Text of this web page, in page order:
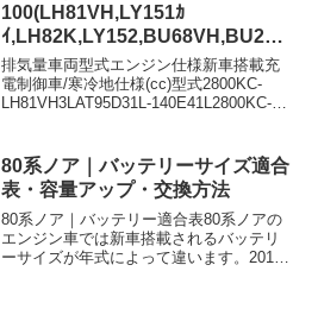
100(LH81VH,LY151ｶ
ｲ,LH82K,LY152,BU68VH,BU280
K,RZU68VH)バッテリー適合表
排気量車両型式エンジン仕様新車搭載充
電制御車/寒冷地仕様(cc)型式2800KC-
LH81VH3LAT95D31L-140E41L2800KC-
80系ノア｜バッテリーサイズ適合
表・容量アップ・交換方法
80系ノア｜バッテリー適合表80系ノアの
エンジン車では新車搭載されるバッテリ
ーサイズが年式によって違います。2014